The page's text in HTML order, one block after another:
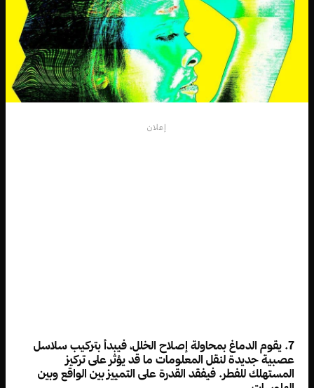
إعلان
7. يقوم الدماغ بمحاولة إصلاح الخلل، فيبدأ بتركيب سلاسل
عصبية جديدة لنقل المعلومات ما قد يؤثر على تركيز
المستهلك للفطر. فيفقد القدرة على التمييز بين الواقع وبين